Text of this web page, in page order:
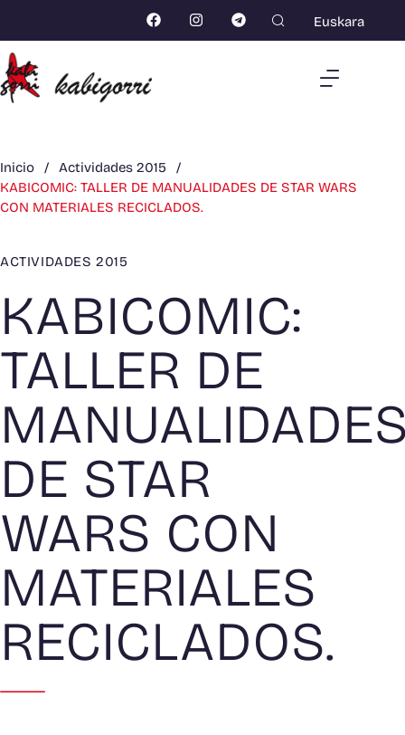
Euskara
Inicio / Actividades 2015
/
KABICOMIC: TALLER DE MANUALIDADES DE STAR WARS
CON MATERIALES RECICLADOS.
ACTIVIDADES 2015
KABICOMIC:
TALLER DE
DE STAR
WARS CON
MATERIALES
RECICLADOS.